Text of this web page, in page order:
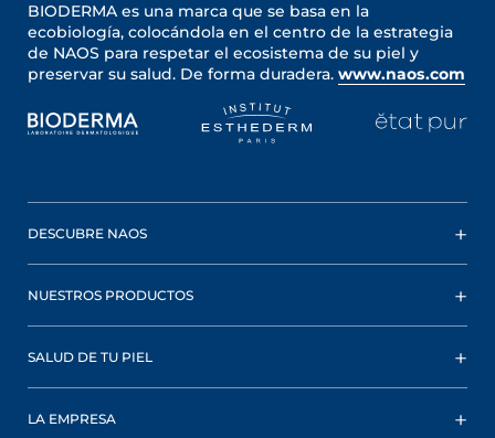
BIODERMA es una marca que se basa en la
ecobiología, colocándola en el centro de la estrategia
de NAOS para respetar el ecosistema de su piel y
preservar su salud. De forma duradera. www.naos.com
DESCUBRE NAOS
NUESTROS PRODUCTOS
SALUD DE TU PIEL
LA EMPRESA